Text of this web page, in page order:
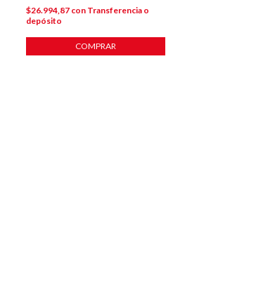
$26.994,87 con Transferencia o
depósito
COMPRAR